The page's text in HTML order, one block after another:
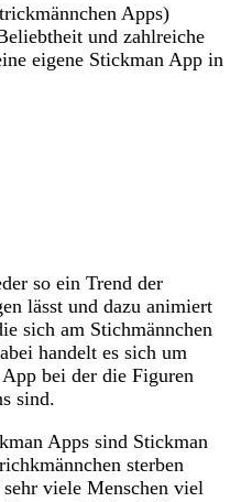
Apps)
und zahlreiche
eigene Stickman App in
so ein Trend der
lässt und dazu animiert
sich am Stichmännchen
handelt es sich um
bei der die Figuren
sind.
Apps sind Stickman
sterben
viele Menschen viel